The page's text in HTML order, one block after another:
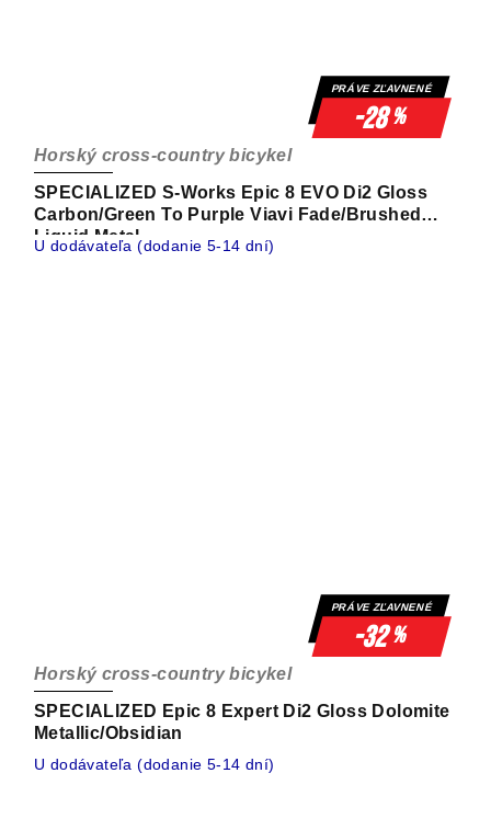
PRÁVE ZĽAVNENÉ
-28%
SPECIALIZED S-Works Epic 8 EVO Di2 Gloss
Carbon/Green To Purple Viavi Fade/Brushed
Liquid Metal
Horský cross-country bicykel
U dodávateľa (dodanie 5-14 dní)
PRÁVE ZĽAVNENÉ
-32%
SPECIALIZED Epic 8 Expert Di2 Gloss Dolomite
Metallic/Obsidian
Horský cross-country bicykel
U dodávateľa (dodanie 5-14 dní)